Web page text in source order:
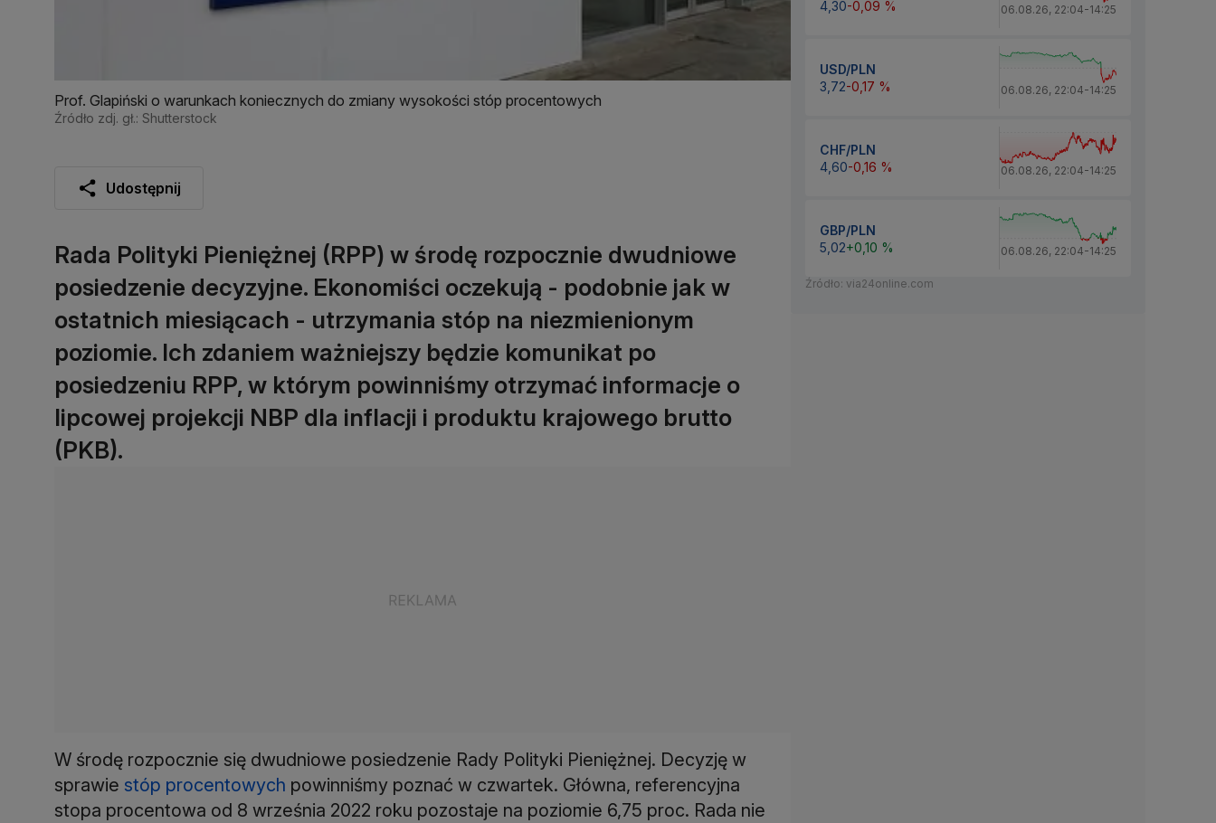
Prof. Glapiński o warunkach koniecznych do zmiany wysokości stóp procentowych
Źródło zdj. gł.: Shutterstock
Udostępnij
Rada Polityki Pieniężnej (RPP) w środę rozpocznie dwudniowe
posiedzenie decyzyjne. Ekonomiści oczekują - podobnie jak w
ostatnich miesiącach - utrzymania stóp na niezmienionym
poziomie. Ich zdaniem ważniejszy będzie komunikat po
posiedzeniu RPP, w którym powinniśmy otrzymać informacje o
lipcowej projekcji NBP dla inflacji i produktu krajowego brutto
(PKB).
W środę rozpocznie się dwudniowe posiedzenie Rady Polityki Pieniężnej. Decyzję w
sprawie stóp procentowych powinniśmy poznać w czwartek. Główna, referencyjna
stopa procentowa od 8 września 2022 roku pozostaje na poziomie 6,75 proc. Rada nie
4,30-0,09 % 06.08.26, 22:04-14:25
USD/PLN
3,72-0,17 % 06.08.26, 22:04-14:25
CHF/PLN
4,60-0,16 % 06.08.26, 22:04-14:25
GBP/PLN
5,02+0,10 % 06.08.26, 22:04-14:25
Źródło: via24online.com